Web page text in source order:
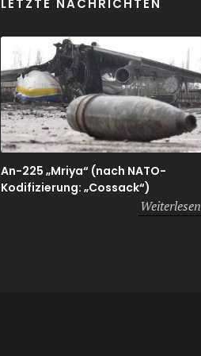
LETZTE NACHRICHTEN
An-225 „Mriya“ (nach NATO-
Kodifizierung: „Cossack“)
Weiterlesen